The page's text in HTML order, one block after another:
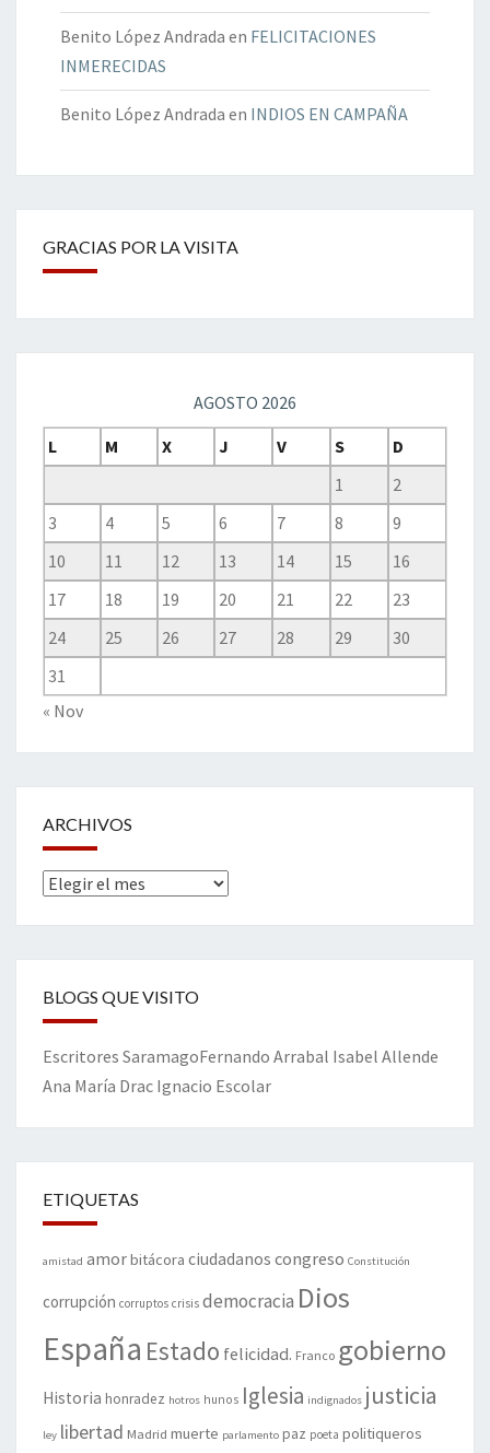
Benito López Andrada en FELICITACIONES
INMERECIDAS
Benito López Andrada en INDIOS EN CAMPAÑA
GRACIAS POR LA VISITA
AGOSTO 2026
L
M X J V S
D
1
2
3
4 5 6 7 8
9
10
11 12 13 14 15
16
17
18 19 20 21 22
23
24
25 26 27 28 29
30
31
« Nov
ARCHIVOS
Archivos
BLOGS QUE VISITO
Escritores SaramagoFernando Arrabal Isabel Allende
Ana María Drac Ignacio Escolar
ETIQUETAS
amistad amorbitácora ciudadanos congreso Constitución
corrupción corruptos crisis democracia Dios
España Estado felicidad. Franco gobierno
Historia honradez hotros hunos Iglesia indignados justicia
ley libertad Madrid muerte parlamento paz poeta politiqueros